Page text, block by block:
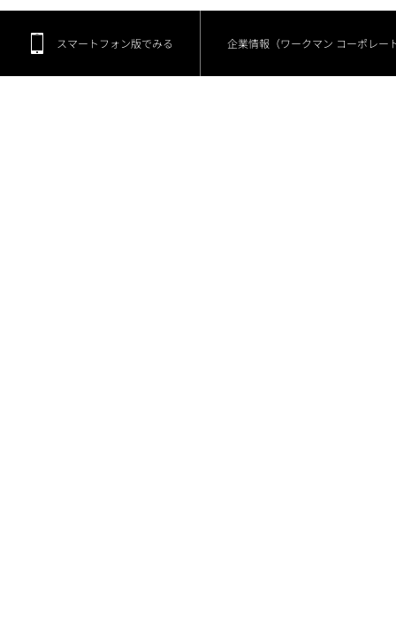
スマートフォン版でみる 企業情報（ワークマン コーポレー